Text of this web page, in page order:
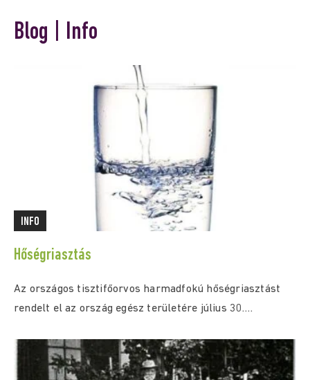
Blog | Info
INFO
Hőségriasztás
Az országos tisztifőorvos harmadfokú hőségriasztást
rendelt el az ország egész területére július 30.